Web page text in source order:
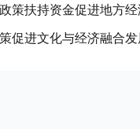
策扶持资金促进地方
促进文化与经济融合